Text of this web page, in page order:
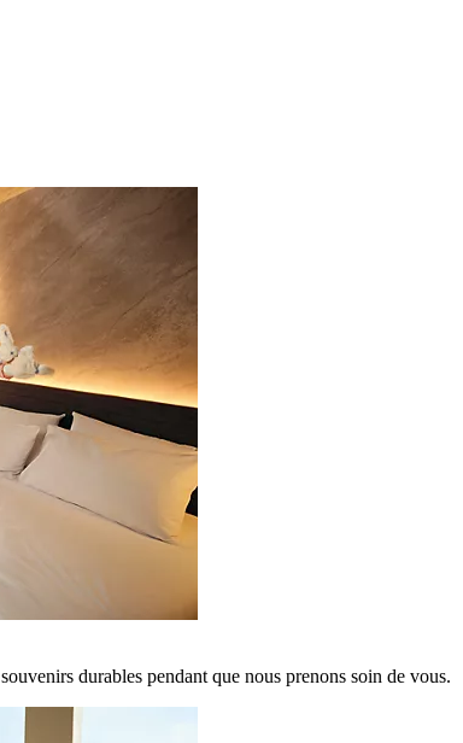
durables pendant que nous prenons soin de vous.